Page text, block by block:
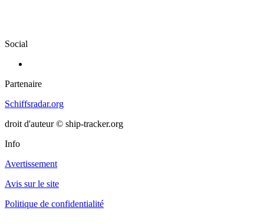
Social
Partenaire
Schiffsradar.org
droit d'auteur © ship-tracker.org
Info
Avertissement
Avis sur le site
Politique de confidentialité